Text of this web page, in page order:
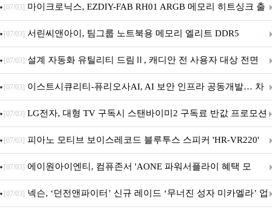
[07/03] 마이크로닉스, EZDIY-FAB RH01 ARGB 메모리 히트싱크 출
시
[07/03] 서린씨앤아이, 팀그룹 노트북용 메모리 엘리트 DDR5
5600MHz 16GB 출시
[07/03] 설계 자동화 유틸리티 드림Ⅱ, 캐디안 전 사용자 대상 전면
무상 배포
[07/03] 이스트시큐리티-퓨리오사AI, AI 보안 인프라 공동개발… 차
세대 AI 보안 플랫폼 구축
[07/03] LG전자, 대형 TV 구독시 스탠바이미2 구독료 반값 프로모션
[07/03] 피아노 모티브 보이스레코드 블루투스 스피커 'HR-VR220'
출시
[07/03] 에이원아이엔티, 컴퓨존서 'AONE 파워서플라이 혜택 모
음.ZIP' 이벤트 진행
[07/03] 넥슨, ‘던전앤파이터’ 신규 레이드 ‘무너진 성자 미카엘라’ 업